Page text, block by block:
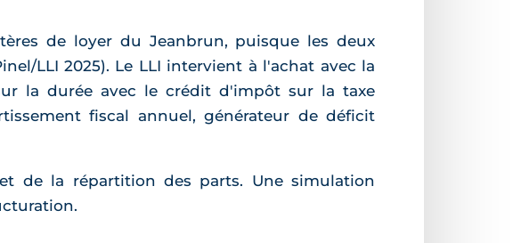
de loyer du Jeanbrun, puisque les deux
LLI 2025). Le LLI intervient à l'achat avec la
la durée avec le crédit d'impôt sur la taxe
fiscal annuel, générateur de déficit
de la répartition des parts. Une simulation